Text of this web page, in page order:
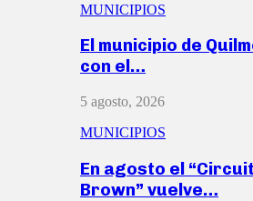
MUNICIPIOS
El municipio de
con el…
5 agosto, 2026
MUNICIPIOS
En agosto el
Brown” vuelve…